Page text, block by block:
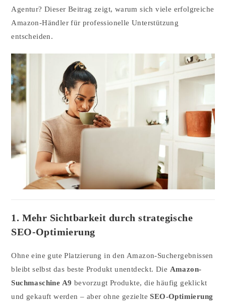
Agentur? Dieser Beitrag zeigt, warum sich viele erfolgreiche
Amazon-Händler für professionelle Unterstützung
entscheiden.
1. Mehr Sichtbarkeit durch strategische
SEO-Optimierung
Ohne eine gute Platzierung in den Amazon-Suchergebnissen
bleibt selbst das beste Produkt unentdeckt. Die Amazon-
Suchmaschine A9 bevorzugt Produkte, die häufig geklickt
und gekauft werden – aber ohne gezielteSEO-Optimierung